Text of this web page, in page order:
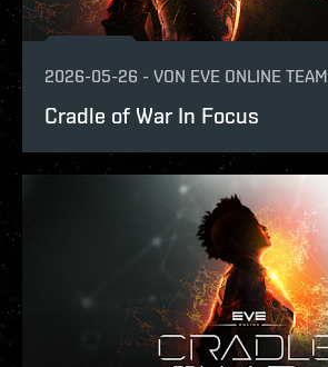
2026-05-26 - VON EVE ONLINE TEAM
Cradle of War In Focus